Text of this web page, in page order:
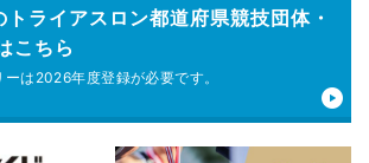
トライアスロン都道府県競技団体・
こちら
ーは 2026年度登録が必要です。